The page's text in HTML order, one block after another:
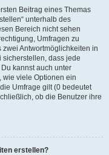
Beitrag eines Themas
unterhalb des
Bereich nicht sehen
Umfragen zu
Antwortmöglichkeiten in
dass jede
kannst auch unter
wie viele Optionen ein
Umfrage gilt (0 bedeutet
ob die Benutzer ihre
erstellen?